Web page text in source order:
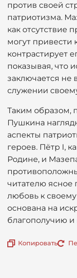
против своей
патриотизма.
как отсутствие
могут привести
контрастирует
показывая, что
заключается не
служении
Таким образом,
Пушкина
аспекты
героев. Пётр I,
Родине, и
читателю ясное
любовь к
основана на
благополучию
Копировать